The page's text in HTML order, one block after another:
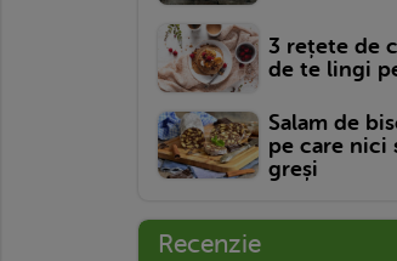
3 rețete de
de te lingi
Salam de
pe care nici
greși
Recenzie